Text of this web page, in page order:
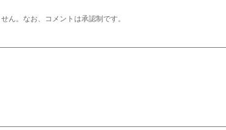
ん。なお、コメントは承認制です。